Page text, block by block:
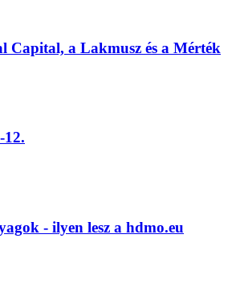
Capital, a Lakmusz és a Mérték
12.
- ilyen lesz a hdmo.eu